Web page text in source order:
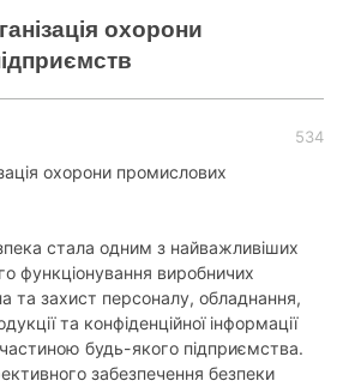
охорони
534
стала одним з найважливіших
функціонування виробничих
та захист персоналу, обладнання,
та конфіденційної інформації
будь-якого підприємства.
забезпечення безпеки